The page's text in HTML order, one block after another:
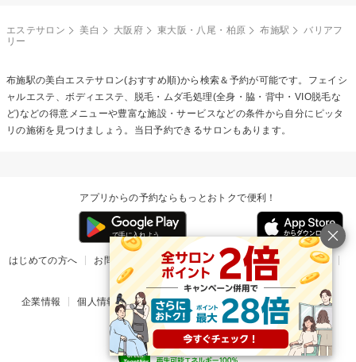
エステサロン 美白 大阪府 東大阪・八尾・柏原 布施駅
バリアフ
リー
布施駅の美白エステサロン(おすすめ順)から検索＆予約が可能です。フェイシ
ャルエステ、ボディエステ、脱毛・ムダ毛処理(全身・脇・背中・VIO脱毛な
ど)などの得意メニューや豊富な施設・サービスなどの条件から自分にピッタ
リの施術を見つけましょう。当日予約できるサロンもあります。
アプリからの予約ならもっとおトクで便利！
はじめての方へ お問い合わせ ヘルプ リリース情報
利用規約
掲載ご希望のサロン様
企業情報 個人情報保護方針 楽天のサービス一覧 アプリ一覧
© Rakuten Group, Inc.